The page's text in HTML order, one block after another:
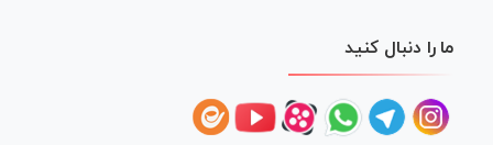
ما را دنبال کنید